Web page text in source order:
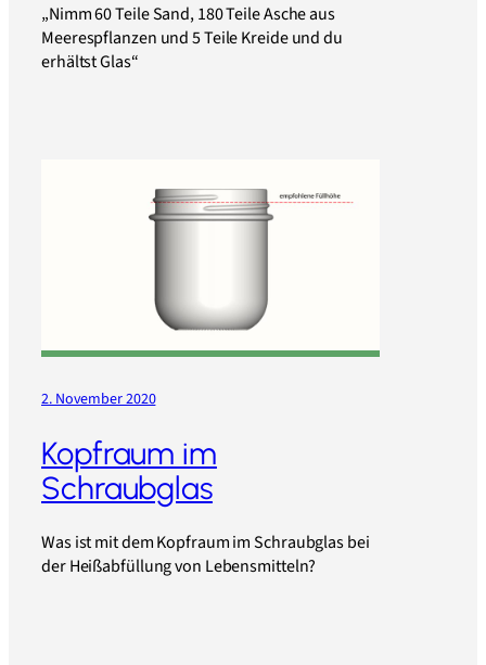
„Nimm 60 Teile Sand, 180 Teile Asche aus
Meerespflanzen und 5 Teile Kreide und du
erhältst Glas“
2. November 2020
Kopfraum im
Schraubglas
Was ist mit dem Kopfraum im Schraubglas bei
der Heißabfüllung von Lebensmitteln?